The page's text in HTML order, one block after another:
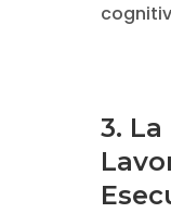
3.